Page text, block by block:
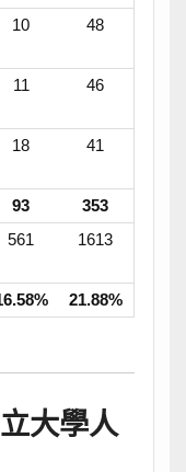
10 48
11 46
18 41
93
353
561 1613
21.88%
大學人